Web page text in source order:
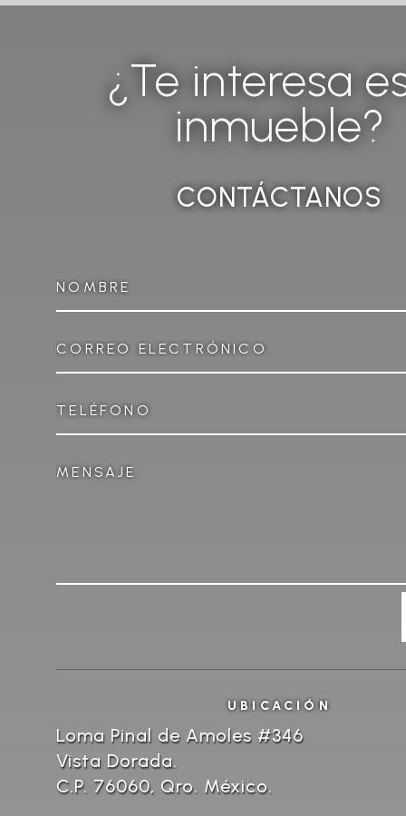
¿Te interesa
inmueble?
CONTÁCTANOS
UBICACIÓN
Loma Pinal de Amoles #346
Vista Dorada.
C.P. 76060, Qro. México.